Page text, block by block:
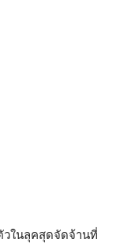
วในลุคสุดจัดจ้านที่